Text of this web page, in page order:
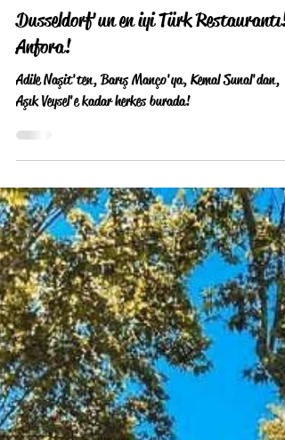
Dusseldorf'un en iyi Türk Restaurantı!
Anfora!
Adile Naşit'ten, Barış Manço'ya, Kemal Sunal'dan,
Aşık Veysel'e kadar herkes burada!